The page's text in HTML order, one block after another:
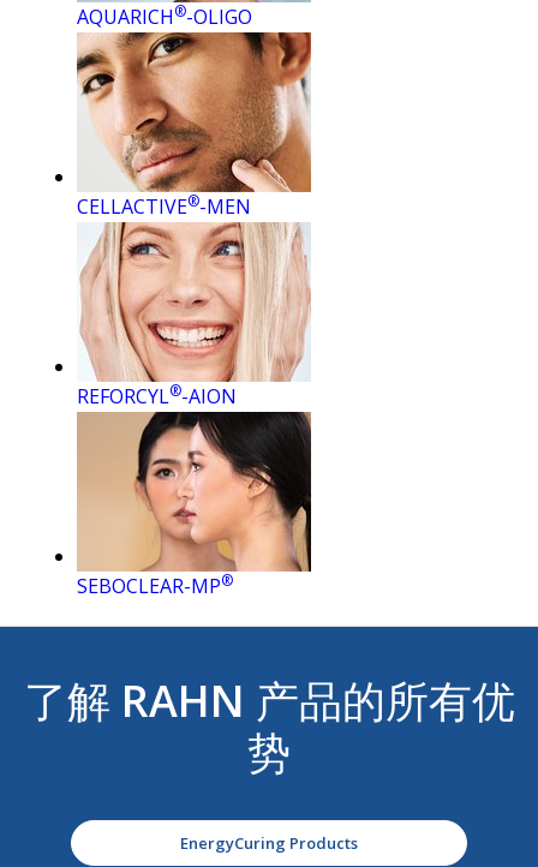
AQUARICH®-OLIGO
CELLACTIVE®-MEN
REFORCYL®-AION
SEBOCLEAR-MP®
了解 RAHN 产品的所有优
势
EnergyCuring Products